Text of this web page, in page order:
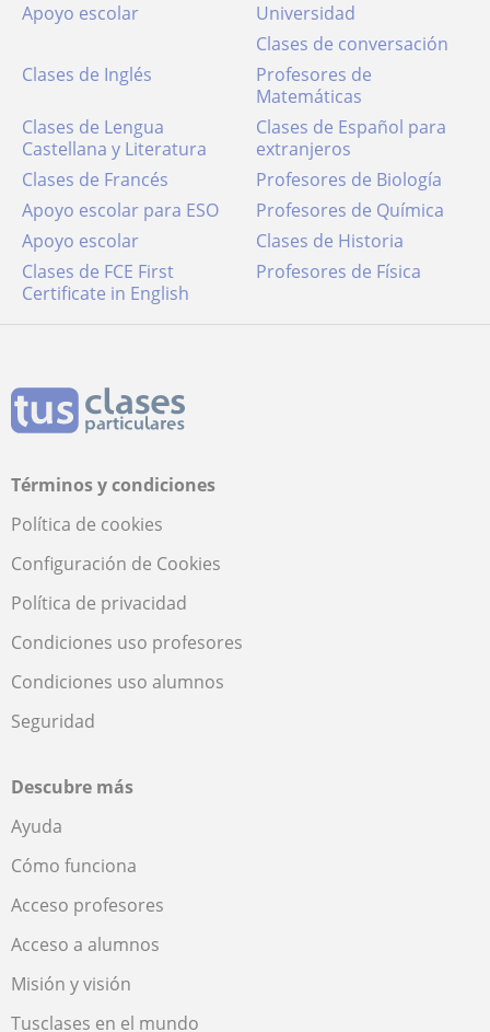
Apoyo escolar
Universidad
Clases de conversación
Clases de Inglés
Profesores de
Matemáticas
Clases de Lengua
Castellana y Literatura
Clases de Español para
extranjeros
Clases de Francés
Profesores de Biología
Apoyo escolar para ESO
Profesores de Química
Apoyo escolar
Clases de Historia
Clases de FCE First
Certificate in English
Profesores de Física
Términos y condiciones
Política de cookies
Configuración de Cookies
Política de privacidad
Condiciones uso profesores
Condiciones uso alumnos
Seguridad
Descubre más
Ayuda
Cómo funciona
Acceso profesores
Acceso a alumnos
Misión y visión
Tusclases en el mundo